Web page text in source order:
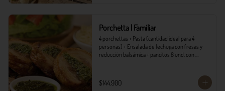
Porchetta | Familiar
4 porchettas + Pasta (cantidad ideal para 4
personas) + Ensalada de lechuga con fresas y
reducción balsámica + pancitos 8 und. con
$144.900